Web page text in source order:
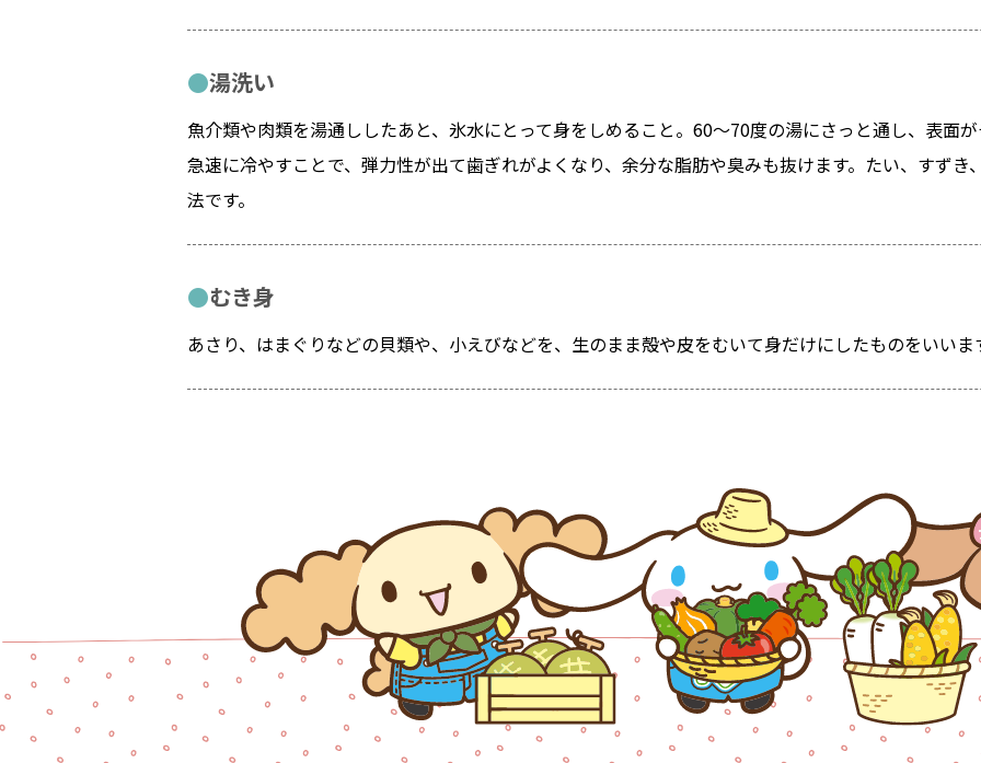
湯洗い
魚介類や肉類を湯通ししたあと、氷水にとって身をしめること。60～70度の湯にさっと通し、表面
急速に冷やすことで、弾力性が出て歯ぎれがよくなり、余分な脂肪や臭みも抜けます。たい、すず
法です。
むき身
あさり、はまぐりなどの貝類や、小えびなどを、生のまま殻や皮をむいて身だけにしたものをいいま